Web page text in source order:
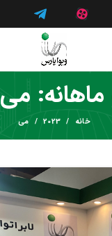
می 2023
خانه 2023 می